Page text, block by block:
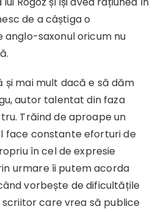
de a câștiga o
saxonul oricum nu
și mai mult dacă e să dăm
autor talentat din faza
Trăind de aproape un
face constante eforturi de
în cel de expresie
urmare îi putem acorda
vorbește de dificultățile
care vrea să publice